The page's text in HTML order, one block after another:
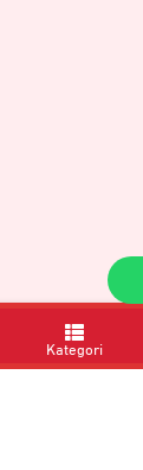
Kategori